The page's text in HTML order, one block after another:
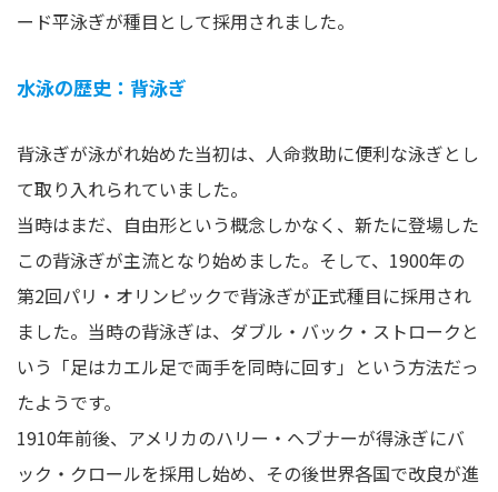
ード平泳ぎが種目として採用されました。
水泳の歴史：背泳ぎ
背泳ぎが泳がれ始めた当初は、人命救助に便利な泳ぎとし
て取り入れられていました。
当時はまだ、自由形という概念しかなく、新たに登場した
この背泳ぎが主流となり始めました。そして、1900年の
第2回パリ・オリンピックで背泳ぎが正式種目に採用され
ました。当時の背泳ぎは、ダブル・バック・ストロークと
いう「足はカエル足で両手を同時に回す」という方法だっ
たようです。
1910年前後、アメリカのハリー・ヘブナーが得泳ぎにバ
ック・クロールを採用し始め、その後世界各国で改良が進